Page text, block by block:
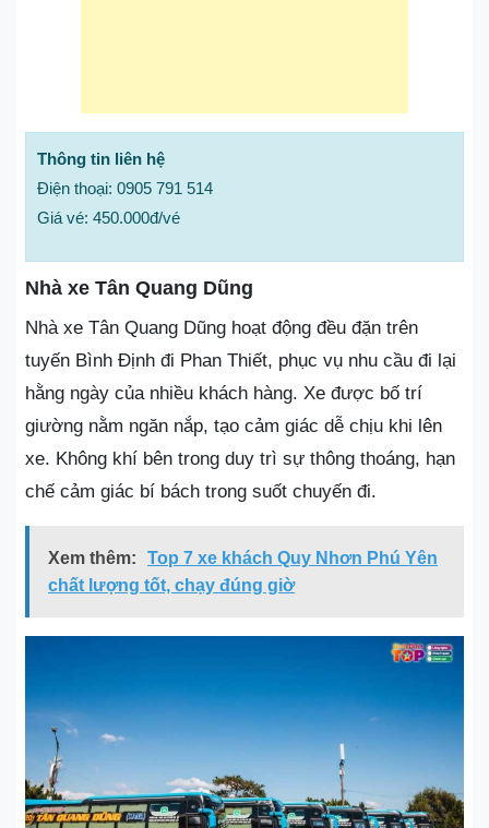
Thông tin liên hệ
Điện thoại: 0905 791 514
Giá vé: 450.000đ/vé
Nhà xe Tân Quang Dũng
Nhà xe Tân Quang Dũng hoạt động đều đặn trên
tuyến Bình Định đi Phan Thiết, phục vụ nhu cầu đi lại
hằng ngày của nhiều khách hàng. Xe được bố trí
giường nằm ngăn nắp, tạo cảm giác dễ chịu khi lên
xe. Không khí bên trong duy trì sự thông thoáng, hạn
chế cảm giác bí bách trong suốt chuyến đi.
Xem thêm:
Top 7 xe khách Quy Nhơn Phú Yên
chất lượng tốt, chạy đúng giờ